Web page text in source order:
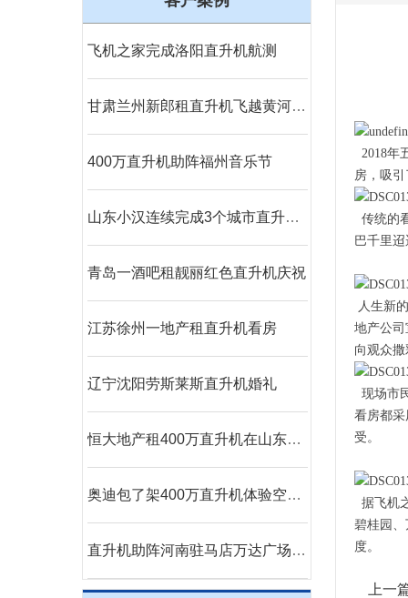
飞机之家完成洛阳直升机航测
甘肃兰州新郎租直升机飞越黄河迎娶新娘
400万直升机助阵福州音乐节
山东小汉连续完成3个城市直升机航测未来提供五六架直升机作业
青岛一酒吧租靓丽红色直升机庆祝
江苏徐州一地产租直升机看房
辽宁沈阳劳斯莱斯直升机婚礼
恒大地产租400万直升机在山东莱芜360度空中看房
奥迪包了架400万直升机体验空中飞行
直升机助阵河南驻马店万达广场MLE婚戒开业现场人山人海
2018年
房，吸
传统的
巴千里
人生新
地产公
向观众
现场市
看房都
受。
据飞机
碧桂园
度。
上一